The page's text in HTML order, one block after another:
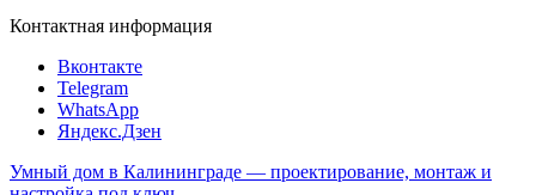
Контактная информация
Вконтакте
Telegram
WhatsApp
Яндекс.Дзен
Умный дом в Калининграде — проектирование, монтаж и